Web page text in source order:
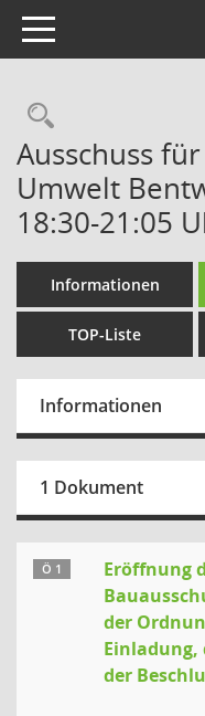
Toggle navigation
Ausschuss
Umwelt
18:30-21:05
Informationen
TOP-Liste
Informationen
1 Dokument
Ö 1
Eröffnung
der
Einladung,
der